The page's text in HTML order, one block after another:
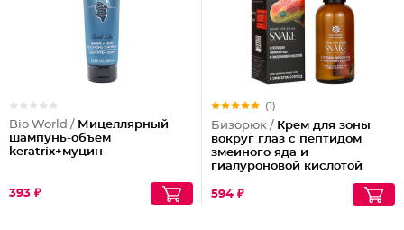
Bio World / Мицеллярный
шампунь-объем
keratrix+муцин
393 ₽
(1)
Бизорюк / Крем для зоны
вокруг глаз с пептидом
змеиного яда и
гиалуроновой кислотой
594 ₽